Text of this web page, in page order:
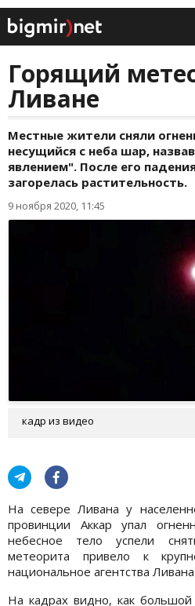
Горящий
Ливане
Местные жители сняли
несущийся с неба шар,
явлением". После его
загорелась растительность.
9 ноября 2020, 11:45
кадр из видео
На севере Ливана у
провинции Аккар упал
небесное тело успели
метеорита привело к
национальное агентства Ливана
На кадрах видно, как